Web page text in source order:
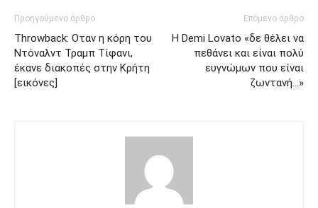
Προηγούμενο άρθρο
Throwback: Οταν η κόρη του
Ντόναλντ Τραμπ Τίφανι,
έκανε διακοπές στην Κρήτη
[εικόνες]
Επόμενο άρθρο
Η Demi Lovato «δε θέλει να
πεθάνει και είναι πολύ
ευγνώμων που είναι
ζωντανή…»